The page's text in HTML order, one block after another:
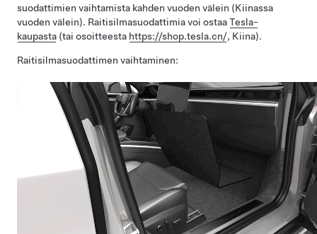
suodattimien vaihtamista kahden vuoden välein (Kiinassa
vuoden välein). Raitisilmasuodattimia voi ostaaTesla-
kaupasta (tai osoitteesta https://shop.tesla.cn/, Kiina).
Raitisilmasuodattimen vaihtaminen: